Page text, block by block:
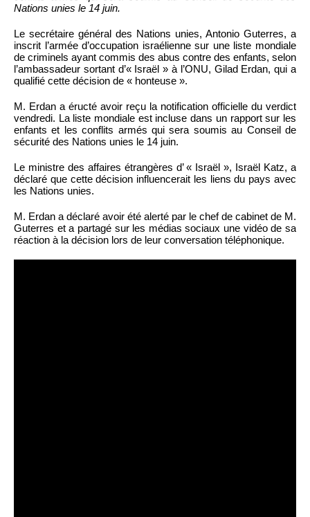
Nations unies le 14 juin.
Le secrétaire général des Nations unies, Antonio Guterres, a
inscrit l’armée d’occupation israélienne sur une liste mondiale
de criminels ayant commis des abus contre des enfants, selon
l’ambassadeur sortant d’« Israël » à l’ONU, Gilad Erdan, qui a
qualifié cette décision de « honteuse ».
M. Erdan a éructé avoir reçu la notification officielle du verdict
vendredi. La liste mondiale est incluse dans un rapport sur les
enfants et les conflits armés qui sera soumis au Conseil de
sécurité des Nations unies le 14 juin.
Le ministre des affaires étrangères d’ « Israël », Israël Katz, a
déclaré que cette décision influencerait les liens du pays avec
les Nations unies.
M. Erdan a déclaré avoir été alerté par le chef de cabinet de M.
Guterres et a partagé sur les médias sociaux une vidéo de sa
réaction à la décision lors de leur conversation téléphonique.